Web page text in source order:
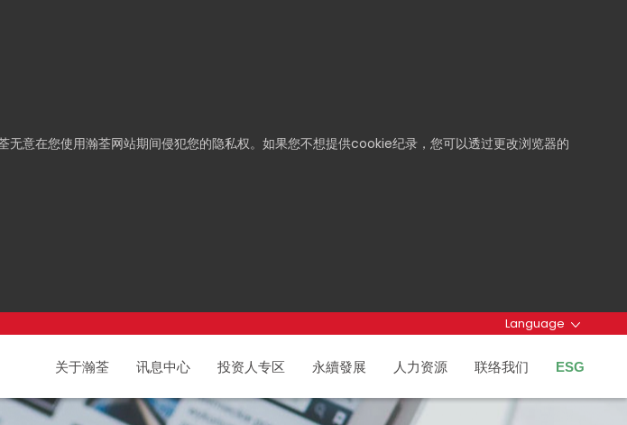
意在您使用瀚荃网站期间侵犯您的隐私权。如果您不想提供cookie纪录，您可以透过更改浏览器的
Language
关于瀚荃 讯息中心 投资人专区 永續發展 人力资源 联络我们 ESG